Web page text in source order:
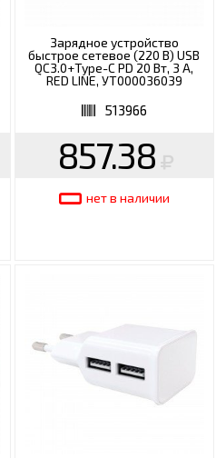
Зарядное устройство
быстрое сетевое (220 В) USB
QC3.0+Type-C PD 20 Вт, 3 А,
RED LINE, УТ000036039
513966
857.38
нет в наличии